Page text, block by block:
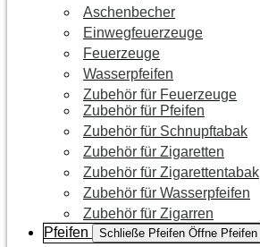
Aschenbecher
Einwegfeuerzeuge
Feuerzeuge
Wasserpfeifen
Zubehör für Feuerzeuge
Zubehör für Pfeifen
Zubehör für Schnupftabak
Zubehör für Zigaretten
Zubehör für Zigarettentabak
Zubehör für Wasserpfeifen
Zubehör für Zigarren
Pfeifen
Schließe Pfeifen Öffne Pfeifen